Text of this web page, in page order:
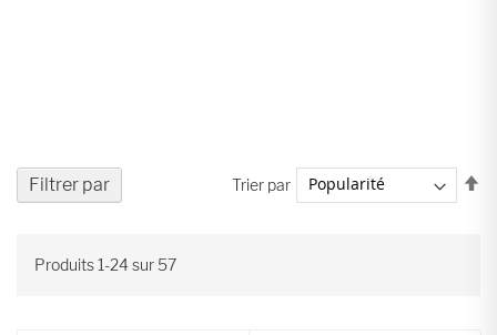
Produits1-24sur 57
Trier par
Filtrer par